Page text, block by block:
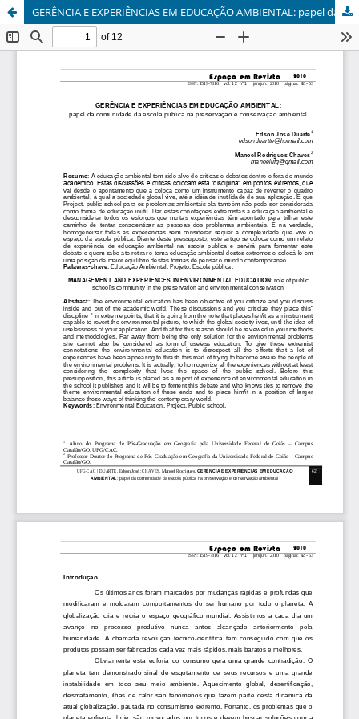
GERÊNCIA E EXPERIÊNCIAS EM EDUCAÇÃO AMBIENTAL: papel da comunidade da escola pública na preservação e conservação ambiental